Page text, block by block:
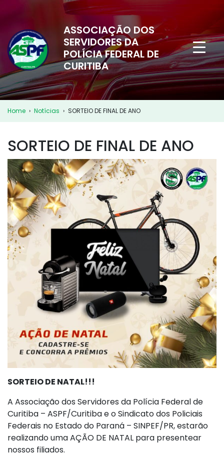
ASSOCIAÇÃO DOS
SERVIDORES DA
POLÍCIA FEDERAL DE
CURITIBA
Home › Notícias › SORTEIO DE FINAL DE ANO
SORTEIO DE FINAL DE ANO
SORTEIO DE NATAL!!!
A Associação dos Servidores da Polícia Federal de
Curitiba – ASPF/Curitiba e o Sindicato dos Policiais
Federais no Estado do Paraná – SINPEF/PR, estarão
realizando uma AÇÃO DE NATAL para presentear
nossos filiados.